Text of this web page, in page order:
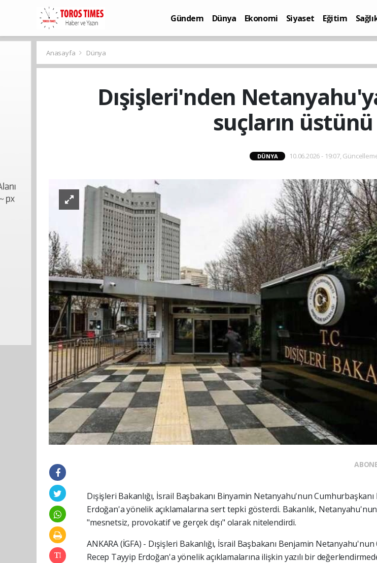
Gündem Dünya Ekonomi Siyaset Eğitim
Anasayfa Dünya
Dışişleri'nden
suçların
DÜNYA 10.06.2026 - 19:07,
Dışişleri Bakanlığı, İsrail Başbakanı Binyamin Netanyahu'nun Cumhurbaşkanı
Erdoğan'a yönelik açıklamalarına sert tepki gösterdi. Bakanlık, Netanyahu'nun
"mesnetsiz, provokatif ve gerçek dışı" olarak nitelendirdi.
ANKARA (İGFA) - Dışişleri Bakanlığı, İsrail Başbakanı Benjamin
Recep Tayyip Erdoğan'a yönelik açıklamalarına ilişkin yazılı bir